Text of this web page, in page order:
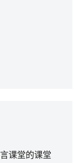
课堂的课堂